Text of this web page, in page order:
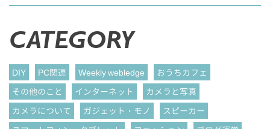
CATEGORY
DIY PC関連 Weekly webledge
おうちカフェ
その他のこと
インターネット
カメラと写真
カメラについて
ガジェット・モノ
スピーカー